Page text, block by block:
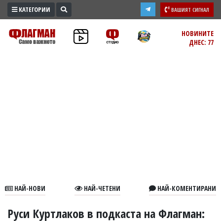
ПРОМО
ЗОНА
В
КАТЕГОРИИ ВАШИЯТ СИГНАЛ
НОВИНИТЕ
ДНЕС: 77
НАЙ-НОВИ НАЙ-ЧЕТЕНИ НАЙ-КОМЕНТИРАНИ
Руси Куртлаков в подкаста на Флагман: